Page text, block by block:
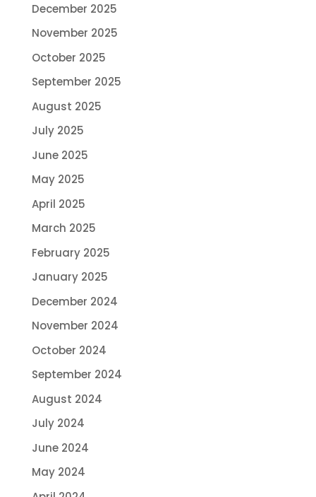
December 2025
November 2025
October 2025
September 2025
August 2025
July 2025
June 2025
May 2025
April 2025
March 2025
February 2025
January 2025
December 2024
November 2024
October 2024
September 2024
August 2024
July 2024
June 2024
May 2024